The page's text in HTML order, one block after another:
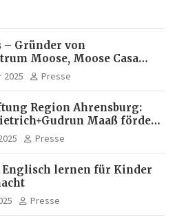
– Gründer von
Moose, Moose Casa
Brasil |
Experte für Bildung
2025 Presse
Region Ahrensburg:
Maaß fördert
von Frauen
Presse
Englisch lernen für Kinder
Presse